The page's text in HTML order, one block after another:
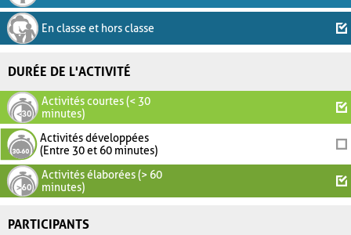
En classe et hors classe
DURÉE DE L'ACTIVITÉ
Activités courtes (< 30
minutes)
Activités développées
(Entre 30 et 60 minutes)
Activités élaborées (> 60
minutes)
PARTICIPANTS